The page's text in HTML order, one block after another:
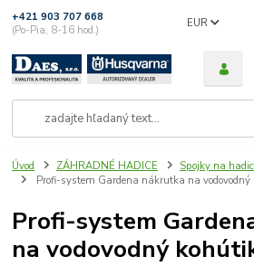
EUR
+421 903 707 668
(Po-Pia, 8-16 hod.)
Úvod ZÁHRADNÉ HADICE Spojky na
Profi-system Gardena nákrutka na
Profi-system
na vodovodný